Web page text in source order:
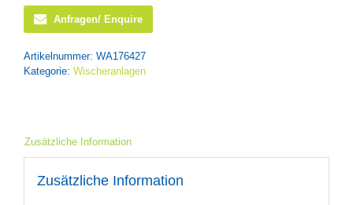
Anfragen/ Enquire
Artikelnummer: WA176427
Kategorie: Wischeranlagen
Zusätzliche Information
Zusätzliche Information